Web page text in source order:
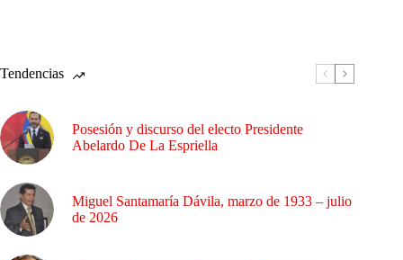
Tendencias
Posesión y discurso del electo Presidente
Abelardo De La Espriella
Miguel Santamaría Dávila, marzo de 1933 – julio
de 2026